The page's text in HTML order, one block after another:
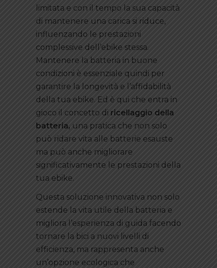
limitata e con il tempo la sua capacità
di mantenere una carica si riduce,
influenzando le prestazioni
complessive dell’ebike stessa.
Mantenere la batteria in buone
condizioni è essenziale quindi per
garantire la longevità e l’affidabilità
della tua ebike. Ed è qui che entra in
gioco il concetto di ricellaggio della
batteria, una pratica che non solo
può ridare vita alle batterie esauste
ma può anche migliorare
significativamente le prestazioni della
tua ebike.
Questa soluzione innovativa non solo
estende la vita utile della batteria e
migliora l’esperienza di guida facendo
tornare la bici a nuovi livelli di
efficienza, ma rappresenta anche
un’opzione ecologica che